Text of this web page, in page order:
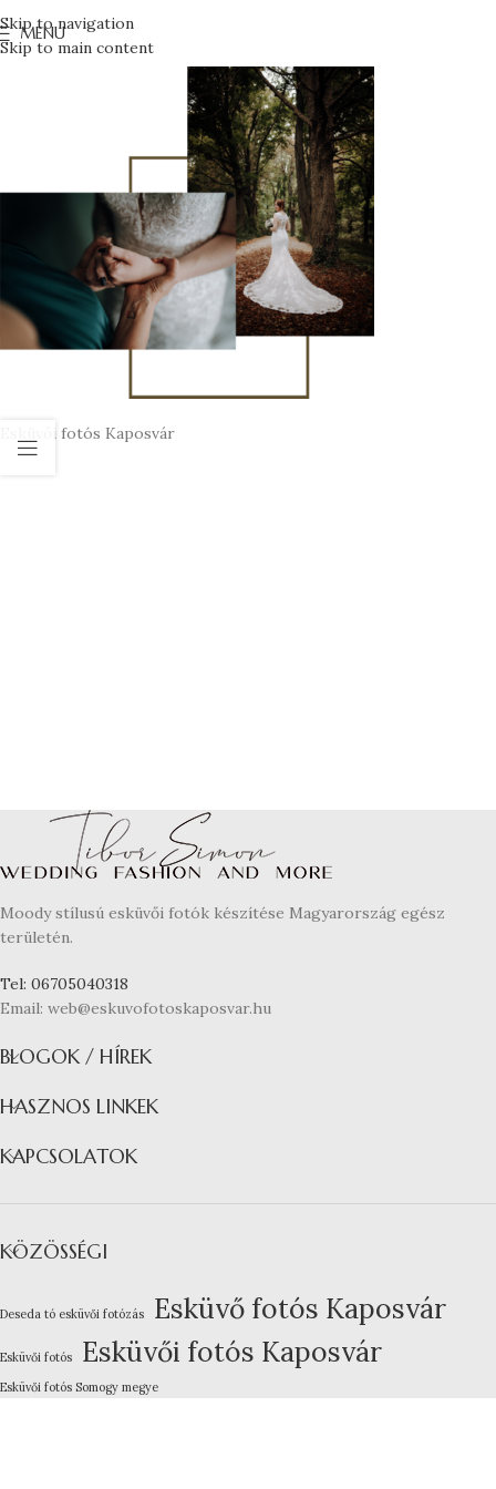
Skip to navigation
Skip to main content
MENU
Esküvői fotós Kaposvár
Moody stílusú esküvői fotók készítése Magyarország egész
területén.
Tel: 06705040318
Email: web@eskuvofotoskaposvar.hu
BLOGOK / HÍREK
HASZNOS LINKEK
KAPCSOLATOK
KÖZÖSSÉGI
Deseda tó esküvői fotózás Esküvő fotós Kaposvár
Esküvői fotós Esküvői fotós Kaposvár
Esküvői fotós Somogy megye